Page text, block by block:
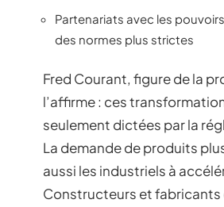
Partenariats avec les
des normes plus strictes
Fred Courant, figure de la
l’affirme : ces
seulement dictées par la
La demande de produits
aussi les industriels à
Constructeurs et fabricants